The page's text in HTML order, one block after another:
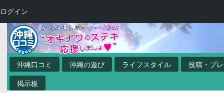
沖縄口コミ 沖縄の遊び ライフスタイル
投稿・プ
掲示板
ログイン